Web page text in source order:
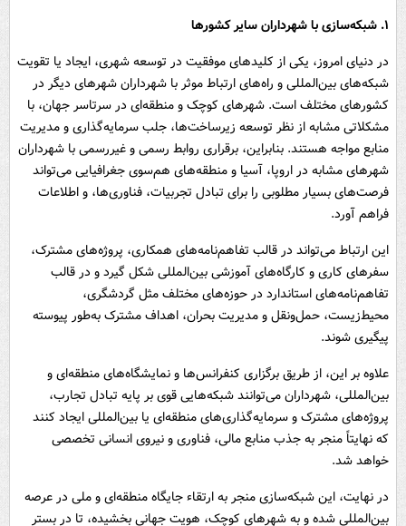
۱. شبکه‌سازی با شهرداران سایر کشورها
در دنیای امروز، یکی از کلیدهای موفقیت در توسعه شهری، ایجاد یا تقویت
شبکه‌های بین‌المللی و راه‌های ارتباط موثر با شهرداران شهرهای دیگر در
کشورهای مختلف است. شهرهای کوچک و منطقه‌ای در سرتاسر جهان، با
مشکلاتی مشابه از نظر توسعه زیرساخت‌ها، جلب سرمایه‌گذاری و مدیریت
منابع مواجه هستند. بنابراین، برقراری روابط رسمی و غیررسمی با شهرداران
شهرهای مشابه در اروپا، آسیا و منطقه‌های هم‌سوی جغرافیایی می‌تواند
فرصت‌های بسیار مطلوبی را برای تبادل تجربیات، فناوری‌ها، و اطلاعات
فراهم آورد.
این ارتباط می‌تواند در قالب تفاهم‌نامه‌های همکاری، پروژه‌های مشترک،
سفرهای کاری و کارگاه‌های آموزشی بین‌المللی شکل گیرد و در قالب
تفاهم‌نامه‌های استاندارد در حوزه‌های مختلف مثل گردشگری،
محیط‌زیست، حمل‌ونقل و مدیریت بحران، اهداف مشترک به‌طور پیوسته
پیگیری شوند.
علاوه بر این، از طریق برگزاری کنفرانس‌ها و نمایشگاه‌های منطقه‌ای و
بین‌المللی، شهرداران می‌توانند شبکه‌هایی قوی بر پایه تبادل تجارب،
پروژه‌های مشترک و سرمایه‌گذاری‌های منطقه‌ای یا بین‌المللی ایجاد کنند
که نهایتاً منجر به جذب منابع مالی، فناوری و نیروی انسانی تخصصی
خواهد شد.
در نهایت، این شبکه‌سازی منجر به ارتقاء جایگاه منطقه‌ای و ملی در عرصه
بین‌المللی شده و به شهرهای کوچک، هویت جهانی بخشیده، تا در بستر